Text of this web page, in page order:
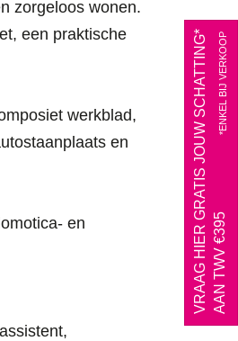
zorgeloos wonen.
een praktische
werkblad,
en
en
VRAAG HIER GRATIS JOUW SCHATTING*AAN TWV €395
*ENKEL BIJ VERKOOP